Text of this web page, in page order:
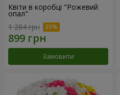
Квіти в коробці "Рожевий
опал"
1 284 грн
Замовити